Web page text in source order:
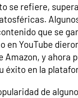
se refiere,
que se
en YouTube
Amazon, y ahora
éxito en la
de